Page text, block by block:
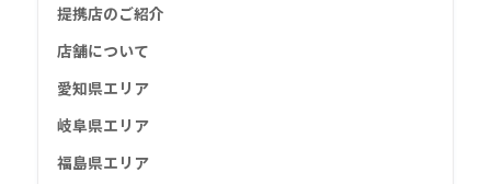
提携店のご紹介
店舗について
愛知県エリア
岐阜県エリア
福島県エリア